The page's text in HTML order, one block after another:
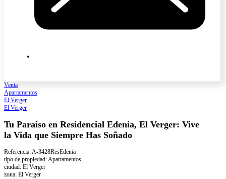
Venta
Apartamentos
El Verger
El Verger
Tu Paraíso en Residencial Edenia, El Verger: Vive
la Vida que Siempre Has Soñado
Referencia: A-3428ResEdenia
tipo de propiedad: Apartamentos
ciudad: El Verger
zona: El Verger